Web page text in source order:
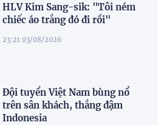
HLV Kim Sang-sik: "Tôi ném
chiếc áo trắng đó đi rồi"
23:21 03/08/2026
Đội tuyển Việt Nam bùng nổ
trên sân khách, thắng đậm
Indonesia